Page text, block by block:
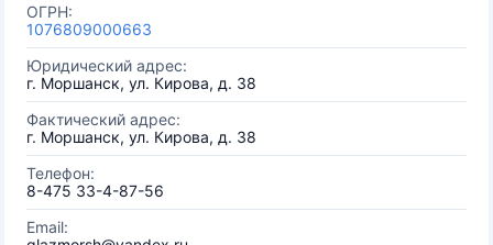
ОГРН:
1076809000663
Юридический адрес:
г. Моршанск, ул. Кирова, д. 38
Фактический адрес:
г. Моршанск, ул. Кирова, д. 38
Телефон:
8-475 33-4-87-56
Email: